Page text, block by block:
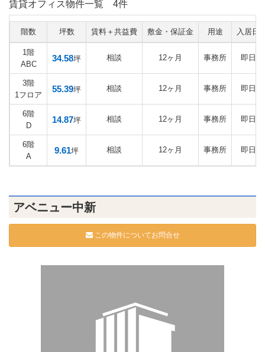
賃貸オフィス物件一覧 4件
階数 坪数 賃料＋共益費 敷金・保証金 用途 入居日
1階
ABC
34.58坪 相談 12ヶ月 事務所 即日
3階
1フロア
55.39坪 相談 12ヶ月 事務所 即日
6階
D
14.87坪 相談 12ヶ月 事務所 即日
6階
A
9.61坪 相談 12ヶ月 事務所 即日
アベニュー中新
この物件についてお問合せ